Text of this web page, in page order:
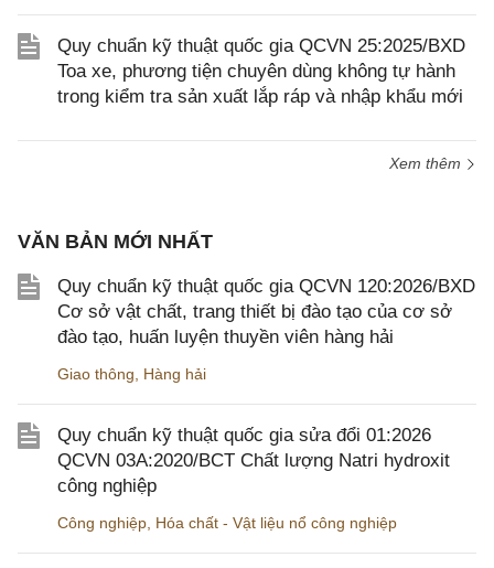
Quy chuẩn kỹ thuật quốc gia QCVN 25:2025/BXD
Toa xe, phương tiện chuyên dùng không tự hành
trong kiểm tra sản xuất lắp ráp và nhập khẩu mới
Xem thêm
VĂN BẢN MỚI NHẤT
Quy chuẩn kỹ thuật quốc gia QCVN 120:2026/BXD
Cơ sở vật chất, trang thiết bị đào tạo của cơ sở
đào tạo, huấn luyện thuyền viên hàng hải
Giao thông Hàng hải
Quy chuẩn kỹ thuật quốc gia sửa đổi 01:2026
QCVN 03A:2020/BCT Chất lượng Natri hydroxit
công nghiệp
Công nghiệp Hóa chất - Vật liệu nổ công nghiệp